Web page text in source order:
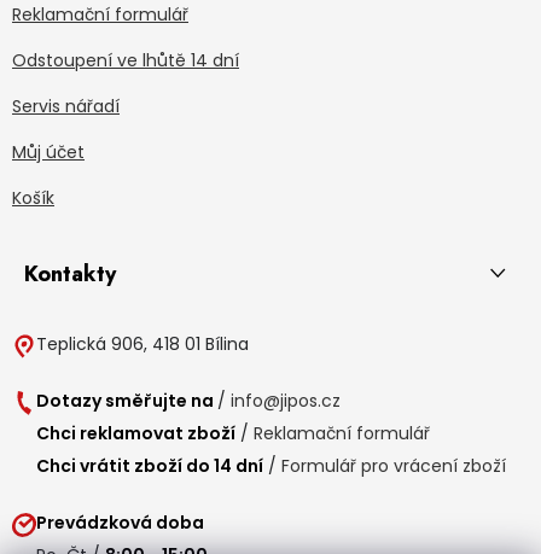
Reklamační formulář
Odstoupení ve lhůtě 14 dní
Servis nářadí
Můj účet
Košík
Kontakty
Teplická 906, 418 01 Bílina
Dotazy směřujte na / info@jipos.cz
Chci reklamovat zboží / Reklamační formulář
Chci vrátit zboží do 14 dní / Formulář pro vrácení zboží
Prevádzková doba